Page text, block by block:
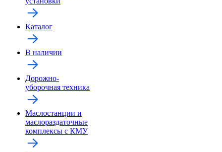
Каталог
В наличии
Дорожно-
уборочная техника
Маслостанции и
маслораздаточные
комплексы с КМУ